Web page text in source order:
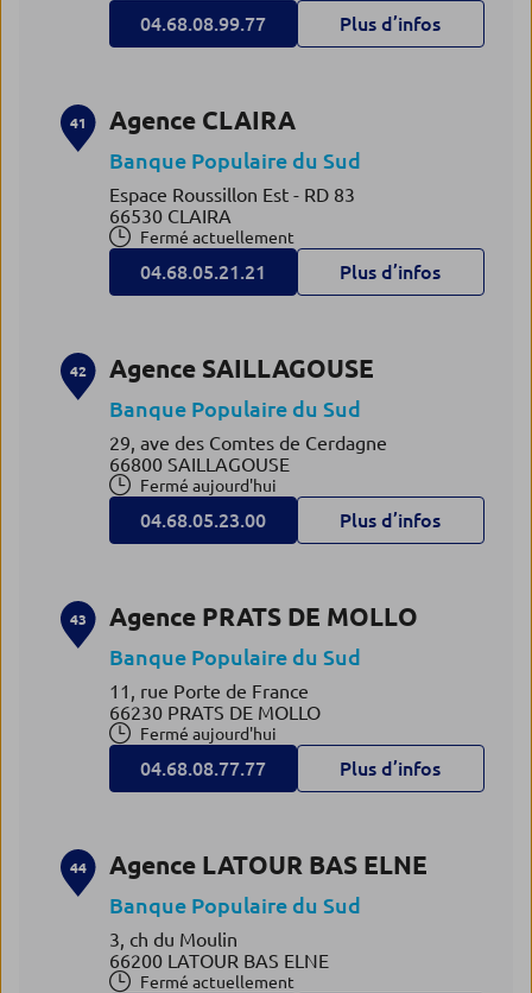
04.68.08.99.77 Plus d’infos
41 Agence CLAIRA
Banque Populaire du Sud
Espace Roussillon Est - RD 83
66530 CLAIRA
Fermé actuellement
04.68.05.21.21 Plus d’infos
42 Agence SAILLAGOUSE
Banque Populaire du Sud
29, ave des Comtes de Cerdagne
66800 SAILLAGOUSE
Fermé aujourd'hui
04.68.05.23.00 Plus d’infos
43 Agence PRATS DE MOLLO
Banque Populaire du Sud
11, rue Porte de France
66230 PRATS DE MOLLO
Fermé aujourd'hui
04.68.08.77.77 Plus d’infos
44 Agence LATOUR BAS ELNE
Banque Populaire du Sud
3, ch du Moulin
66200 LATOUR BAS ELNE
Fermé actuellement